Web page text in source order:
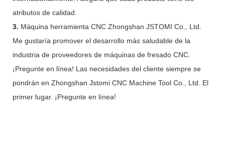
atributos de calidad.
3. Máquina herramienta CNC Zhongshan JSTOMI Co., Ltd.
Me gustaría promover el desarrollo más saludable de la
industria de proveedores de máquinas de fresado CNC.
¡Pregunte en línea! Las necesidades del cliente siempre se
pondrán en Zhongshan Jstomi CNC Machine Tool Co., Ltd. El
primer lugar. ¡Pregunte en línea!